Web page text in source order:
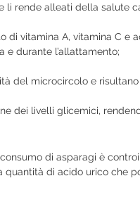
li rende alleati della salute
di vitamina A, vitamina C e
e durante l’allattamento;
del microcircolo e
dei livelli glicemici,
di asparagi è
quantità di acido urico che